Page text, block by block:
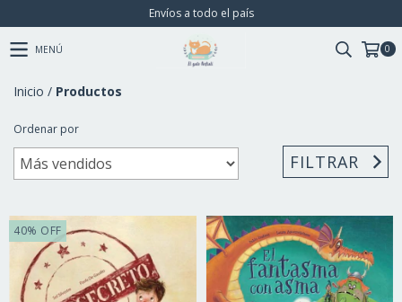
Envíos a todo el país
MENÚ 0
Inicio / Productos
Ordenar por
FILTRAR
40% OFF